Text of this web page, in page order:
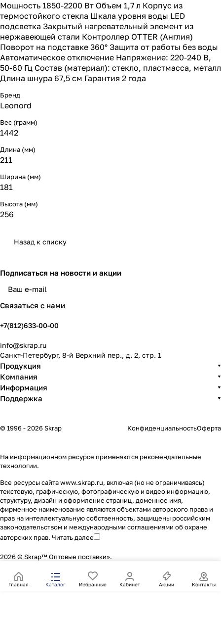
Мощность 1850-2200 Вт Объем 1,7 л Корпус из
термостойкого стекла Шкала уровня воды LED
подсветка Закрытый нагревательный элемент из
нержавеющей стали Контроллер OTTER (Англия)
Поворот на подставке 360° Защита от работы без воды
Автоматическое отключение Напряжение: 220-240 В,
50-60 Гц Состав (материал): стекло, пластмасса, металл
Длина шнура 67,5 см Гарантия 2 года
Бренд
Leonord
Вес (грамм)
1442
Длина (мм)
211
Ширина (мм)
181
Высота (мм)
256
Назад к списку
Подписаться на новости и акции
Связаться с нами
+7(812)633-00-00
info@skrap.ru
Санкт-Петербург, 8-й Верхний пер., д. 2, стр. 1
Продукция
Компания
Информация
Поддержка
© 1996 - 2026 Skrap КонфиденциальностьОферта
На информационном ресурсе применяются рекомендательные
технологии.
Все ресурсы сайта www.skrap.ru, включая (но не ограничиваясь)
текстовую, графическую, фотографическую и видео информацию,
структуру, дизайн и оформление страниц, доменное имя,
фирменное наименование являются объектами авторского права и
прав на интеллектуальную собственность, защищены российским
законодательством и международными соглашениями об охране
авторских прав. Читать далее
2026 © Skrap™ Оптовые поставки».
Главная Каталог Избранные Кабинет Акции Контакты